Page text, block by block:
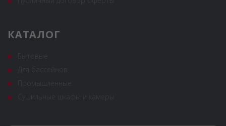
КАТАЛОГ